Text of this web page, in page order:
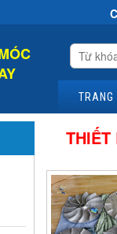
Chào
TRANG